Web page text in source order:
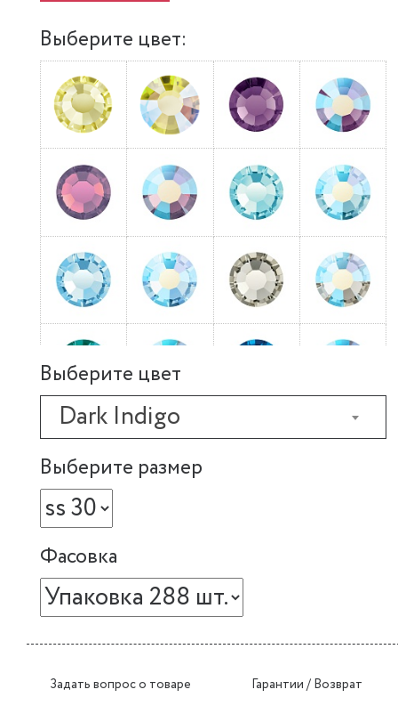
Выберите цвет:
Выберите цвет
Dark Indigo
Выберите размер
Фасовка
Задать вопрос о товаре Гарантии / Возврат